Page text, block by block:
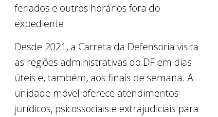
feriados e outros horários fora do
expediente.
Desde 2021, a Carreta da Defensoria visita
as regiões administrativas do DF em dias
úteis e, também, aos finais de semana. A
unidade móvel oferece atendimentos
jurídicos, psicossociais e extrajudiciais para